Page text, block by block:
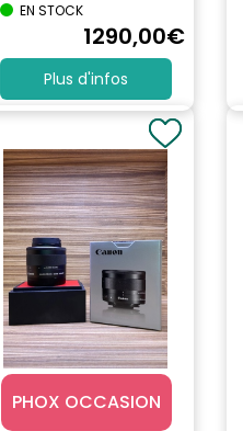
EN STOCK
1290,00€
Plus d'infos
PHOX OCCASION